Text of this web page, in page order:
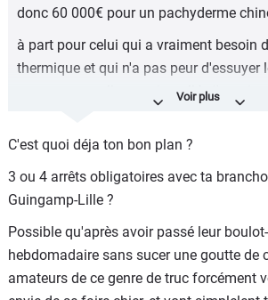
donc 60 000€ pour un pachyderme
à part pour celui qui a vraiment besoin
thermique et qui n'a pas peur d'essuyer
marque nouvellement installée j'aurais
nous. Je suis certain qu'un Xpeng
tarifiquement proches au niveau TCO
C'est quoi déja ton bon plan ?
3 ou 4 arrêts obligatoires avec ta
Guingamp-Lille ?
Possible qu'après avoir passé leur
hebdomadaire sans sucer une goutte de
amateurs de ce genre de truc forcément